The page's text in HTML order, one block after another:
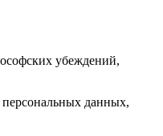
убеждений,
персональных данных,